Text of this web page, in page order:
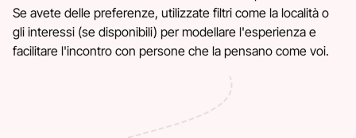
Se avete delle preferenze, utilizzate filtri come la località o
gli interessi (se disponibili) per modellare l'esperienza e
facilitare l'incontro con persone che la pensano come voi.